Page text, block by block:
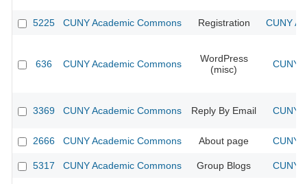
5225 CUNY Academic Commons Registration CUNY
636 CUNY Academic Commons
WordPress
(misc)
CUNY
3369 CUNY Academic Commons Reply By Email CUNY
2666 CUNY Academic Commons About page CUNY
5317 CUNY Academic Commons Group Blogs CUNY